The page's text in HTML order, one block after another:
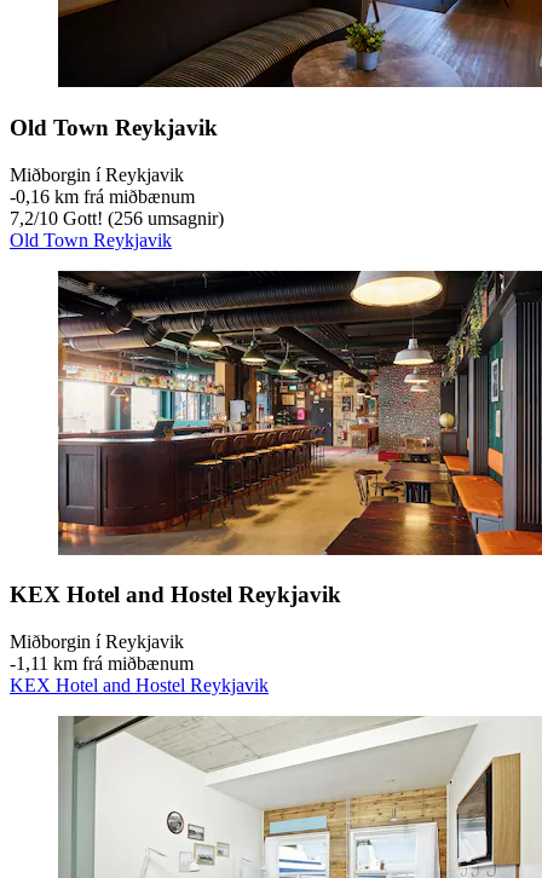
Old Town Reykjavik
Miðborgin í Reykjavik
‐0,16 km frá miðbænum
7,2/10 Gott! (256 umsagnir)
Old Town Reykjavik
KEX Hotel and Hostel Reykjavik
Miðborgin í Reykjavik
‐1,11 km frá miðbænum
KEX Hotel and Hostel Reykjavik